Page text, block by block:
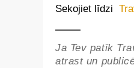
Sekojiet līdzi
Ja Tev patīk
atrast un